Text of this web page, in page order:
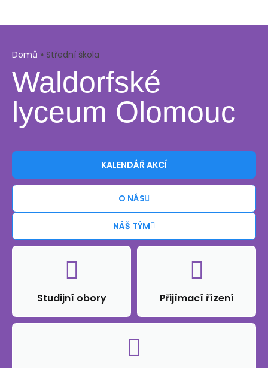
Domů » Střední škola
Waldorfské
lyceum Olomouc
KALENDÁŘ AKCÍ
O NÁS
NÁŠ TÝM
Studijní obory Přijímací řízení